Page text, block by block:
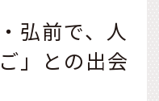
弘前で、人
」との出会